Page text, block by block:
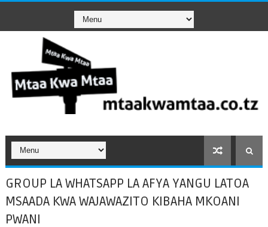
GROUP LA WHATSAPP LA AFYA YANGU LATOA
MSAADA KWA WAJAWAZITO KIBAHA MKOANI
PWANI